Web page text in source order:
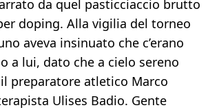
da quel pasticciaccio brutto
doping. Alla vigilia del torneo
aveva insinuato che c’erano
a lui, dato che a cielo sereno
preparatore atletico Marco
Ulises Badio. Gente